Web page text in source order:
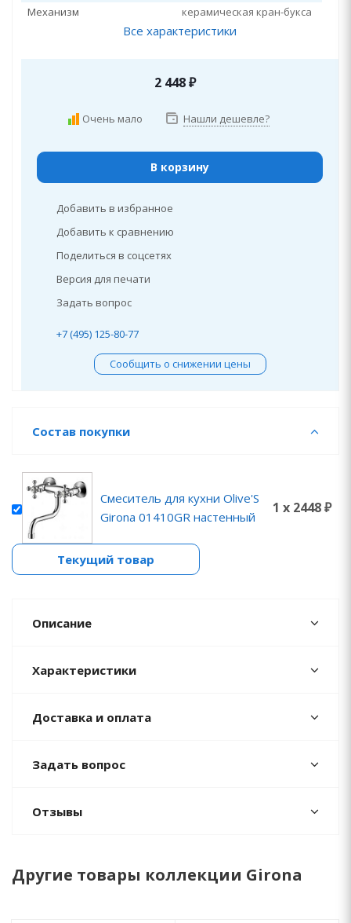
Механизм
керамическая кран-букса
Все характеристики
2 448₽
Очень мало Нашли дешевле?
В корзину
Добавить в избранное
Добавить к сравнению
Поделиться в соцсетях
Версия для печати
Задать вопрос
+7 (495) 125-80-77
Сообщить о снижении цены
Состав покупки
Смеситель для кухни Olive'S
Girona 01410GR настенный
1 x 2448 ₽
Текущий товар
Описание
Характеристики
Доставка и оплата
Задать вопрос
Отзывы
Другие товары коллекции Girona